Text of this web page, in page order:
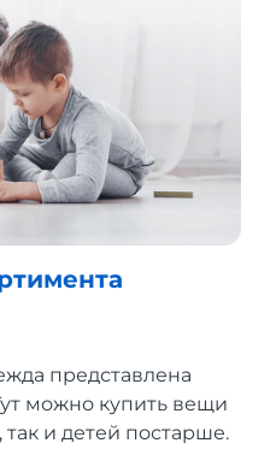
представлена
можно купить вещи
и детей постарше.